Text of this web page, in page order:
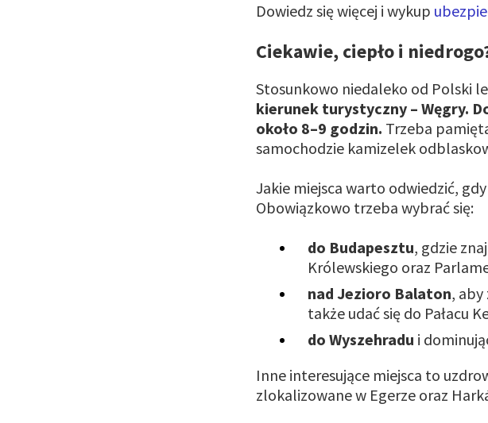
Dowiedz się więcej i wykup
Ciekawie, ciepło i
Stosunkowo niedaleko od Polski
kierunek turystyczny – Węgry.
około 8–9 godzin. Trzeba
samochodzie kamizelek
Jakie miejsca warto odwiedzić,
Obowiązkowo trzeba wybrać się:
do Budapesztu, gdzie
Królewskiego oraz
nad Jezioro Balaton, aby
także udać się do Pałacu
do Wyszehradu i
Inne interesujące miejsca to
zlokalizowane w Egerze oraz